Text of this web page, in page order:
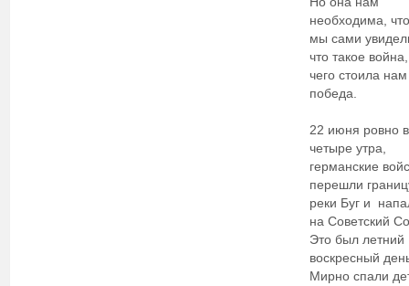
необходима,
мы сами
что такое
чего стоила нам
победа.
22 июня ровно в
четыре утра,
германские
перешли
реки Буг и
на Советский
Это был летний
воскресный
Мирно спали